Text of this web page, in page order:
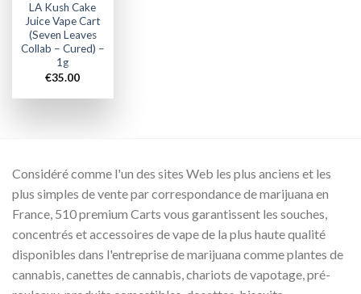
LA Kush Cake
Juice Vape Cart
(Seven Leaves
Collab – Cured) –
1g
€35.00
Considéré comme l'un des sites Web les plus anciens et les
plus simples de vente par correspondance de marijuana en
France, 510 premium Carts vous garantissent les souches,
concentrés et accessoires de vape de la plus haute qualité
disponibles dans l'entreprise de marijuana comme plantes de
cannabis, canettes de cannabis, chariots de vapotage, pré-